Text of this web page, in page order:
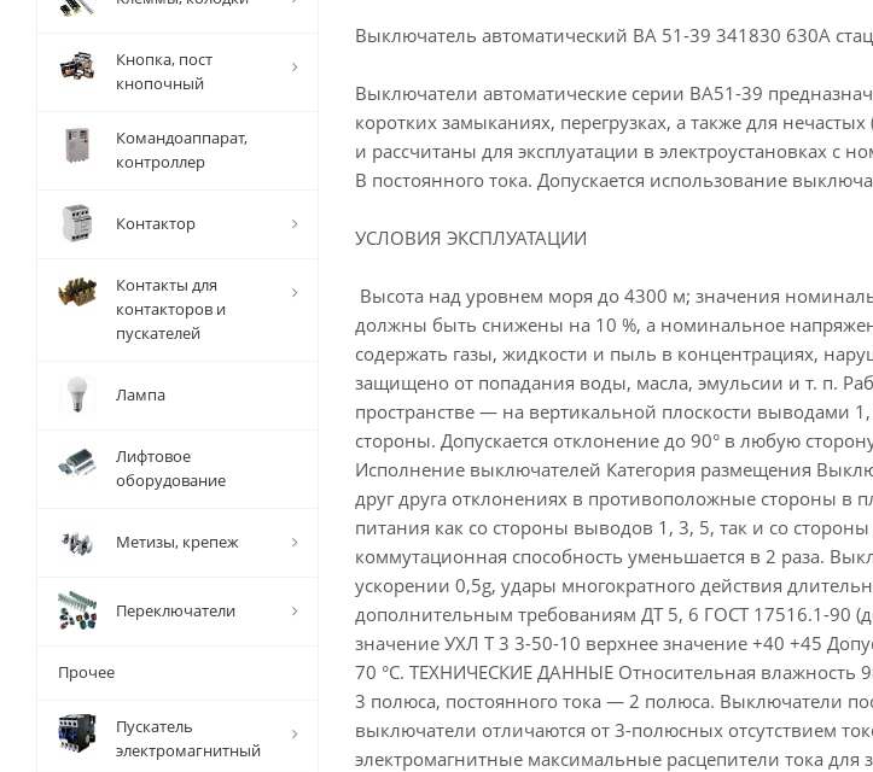
Выключатель автоматический ВА 51-39 341830 630А
Выключатели автоматические серии ВА51-39
коротких замыканиях, перегрузках, а также для
и рассчитаны для эксплуатации в электроустановках
В постоянного тока. Допускается использование
УСЛОВИЯ ЭКСПЛУАТАЦИИ
Высота над уровнем моря до 4300 м; значения
должны быть снижены на 10 %, а номинальное
содержать газы, жидкости и пыль в концентрациях,
защищено от попадания воды, масла, эмульсии и т. п.
пространстве — на вертикальной плоскости выводами
стороны. Допускается отклонение до 90° в любую
Исполнение выключателей Категория размещения
друг друга отклонениях в противоположные стороны в
питания как со стороны выводов 1, 3, 5, так и со
коммутационная способность уменьшается в 2 раза.
ускорении 0,5g, удары многократного действия
дополнительным требованиям ДТ 5, 6 ГОСТ 17516.1-90
значение УХЛ Т 3 3-50-10 верхнее значение +40 +45
70 °С. ТЕХНИЧЕСКИЕ ДАННЫЕ Относительная влажность
3 полюса, постоянного тока — 2 полюса. Выключатели
выключатели отличаются от 3-полюсных отсутствием
электромагнитные максимальные расцепители тока
Кнопка, пост
кнопочный
Командоаппарат,
контроллер
Контактор
Контакты для
контакторов и
пускателей
Лампа
Лифтовое
оборудование
Метизы, крепеж
Переключатели
Прочее
Пускатель
электромагнитный